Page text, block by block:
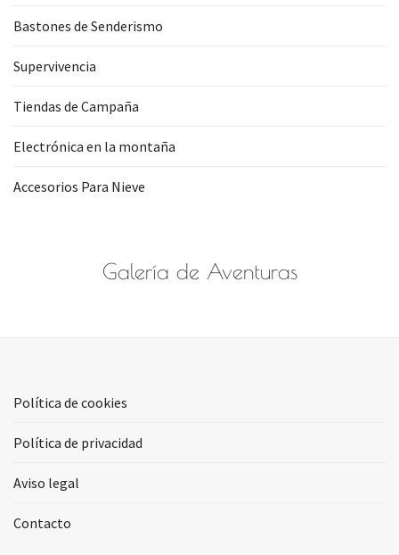
Bastones de Senderismo
Supervivencia
Tiendas de Campaña
Electrónica en la montaña
Accesorios Para Nieve
Galería de Aventuras
Política de cookies
Política de privacidad
Aviso legal
Contacto